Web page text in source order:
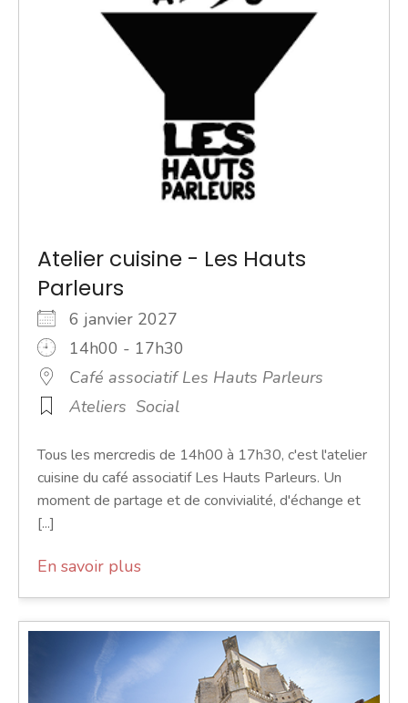
Atelier cuisine - Les Hauts
Parleurs
6 janvier 2027
14h00 - 17h30
Café associatif Les Hauts Parleurs
Ateliers Social
Tous les mercredis de 14h00 à 17h30, c'est l'atelier
cuisine du café associatif Les Hauts Parleurs. Un
moment de partage et de convivialité, d'échange et
[...]
En savoir plus